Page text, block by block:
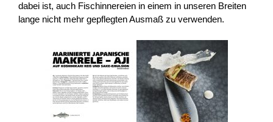
dabei ist, auch Fischinnereien in einem in unseren Breiten
lange nicht mehr gepflegten Ausmaß zu verwenden.